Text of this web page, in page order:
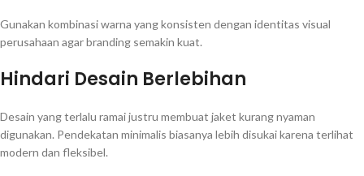
Gunakan kombinasi warna yang konsisten dengan identitas visual
perusahaan agar branding semakin kuat.
Hindari Desain Berlebihan
Desain yang terlalu ramai justru membuat jaket kurang nyaman
digunakan. Pendekatan minimalis biasanya lebih disukai karena terlihat
modern dan fleksibel.